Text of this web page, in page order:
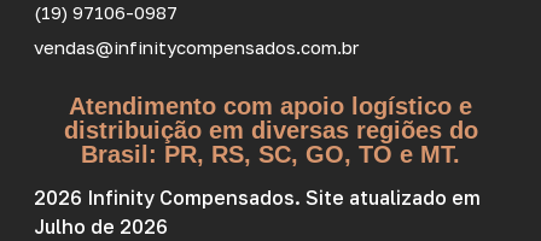
(19) 97106-0987
vendas@infinitycompensados.com.br
Atendimento com apoio logístico e
distribuição em diversas regiões do
Brasil: PR, RS, SC, GO, TO e MT.
2026 Infinity Compensados. Site atualizado em
Julho de 2026